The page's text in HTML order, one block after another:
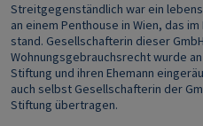
Streitgegenständlich war ein
an einem Penthouse in Wien, das
stand. Gesellschafterin dieser
Wohnungsgebrauchsrecht wurde
Stiftung und ihren Ehemann
auch selbst Gesellschafterin der
Stiftung übertragen.